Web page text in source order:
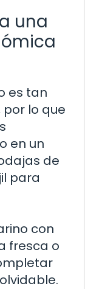
una
es tan
lo que
en un
de
para
con
fresca o